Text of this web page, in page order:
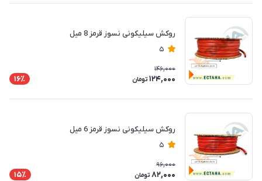
روکش سیلیکونی نسوز قرمز 8 میل
5
146,000
124,000 تومان 16٪
روکش سیلیکونی نسوز قرمز 6 میل
5
96,000
82,000 تومان 15٪